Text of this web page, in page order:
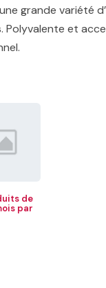
grande variété
Polyvalente et
de
par